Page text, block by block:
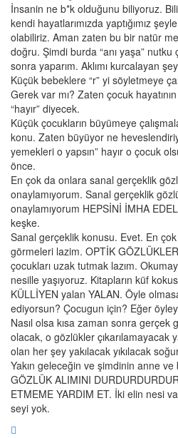
İnsanin ne b*k olduğunu biliyoruz.
kendi hayatlarımızda yaptığımız
olabiliriz. Aman zaten bu bir natür
doğru. Şimdi burda “anı yaşa”
sonra yaparım. Aklımı kurcalayan
Küçük bebeklere “r” yi söyletmeye
Gerek var mı? Zaten çocuk
“hayır” diyecek.
Küçük çocukların büyümeye
konu. Zaten büyüyor ne
yemekleri o yapsın” hayır o çocuk
önce.
En çok da onlara sanal gerçeklik
onaylamıyorum. Sanal gerçeklik
onaylamıyorum HEPSİNİ İMHA
keşke.
Sanal gerçeklik konusu. Evet. En
görmeleri lazim. OPTİK
çocukları uzak tutmak lazım.
nesille yaşıyoruz. Kitapların küf
KÜLLİYEN yalan YALAN. Öyle
ediyorsun? Çocugun için? Eğer
Nasıl olsa kısa zaman sonra
olacak, o gözlükler
olan her şey yakılacak yıkılacak
Yakın geleceğin ve şimdinin anne
GÖZLÜK ALIMINI
ETMEME YARDIM ET. İki elin nesi
seyi yok.